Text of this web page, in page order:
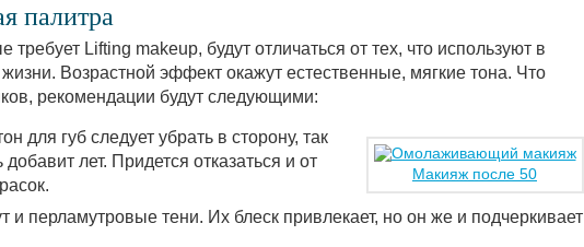
палитра
требует Lifting makeup, будут отличаться от тех, что используют в
Возрастной эффект окажут естественные, мягкие тона. Что
рекомендации будут следующими:
Макияж после 50
для губ следует убрать в сторону, так
лет. Придется отказаться и от
и перламутровые тени. Их блеск привлекает, но он же и подчеркивает